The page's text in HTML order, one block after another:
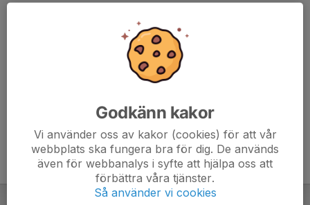
Godkänn kakor
Vi använder oss av kakor (cookies) för att vår
webbplats ska fungera bra för dig. De används
även för webbanalys i syfte att hjälpa oss att
förbättra våra tjänster.
Så använder vi cookies